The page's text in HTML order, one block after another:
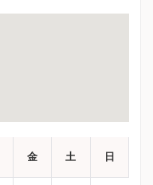
金 土 日